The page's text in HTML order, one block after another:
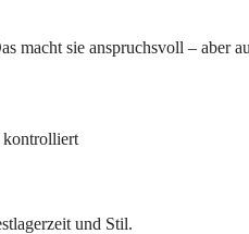
macht sie anspruchsvoll – aber
kontrolliert
und Stil.